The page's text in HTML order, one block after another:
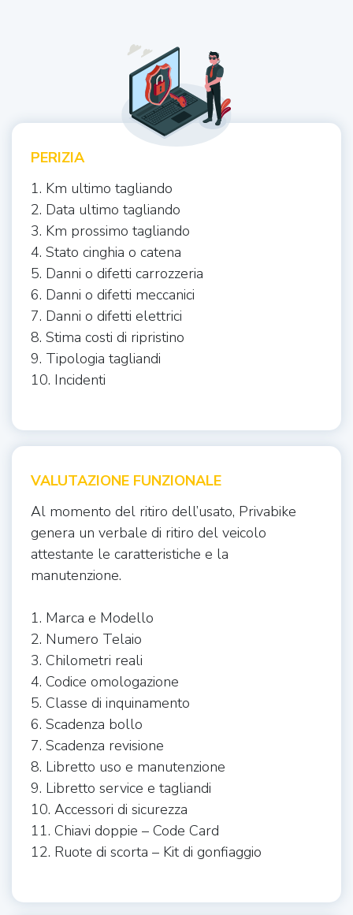
PERIZIA
1. Km ultimo tagliando
2. Data ultimo tagliando
3. Km prossimo tagliando
4. Stato cinghia o catena
5. Danni o difetti carrozzeria
6. Danni o difetti meccanici
7. Danni o difetti elettrici
8. Stima costi di ripristino
9. Tipologia tagliandi
10. Incidenti
VALUTAZIONE FUNZIONALE
Al momento del ritiro dell’usato, Privabike
genera un verbale di ritiro del veicolo
attestante le caratteristiche e la
manutenzione.
1. Marca e Modello
2. Numero Telaio
3. Chilometri reali
4. Codice omologazione
5. Classe di inquinamento
6. Scadenza bollo
7. Scadenza revisione
8. Libretto uso e manutenzione
9. Libretto service e tagliandi
10. Accessori di sicurezza
11. Chiavi doppie – Code Card
12. Ruote di scorta – Kit di gonfiaggio